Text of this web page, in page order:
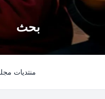
بحث
منتديات